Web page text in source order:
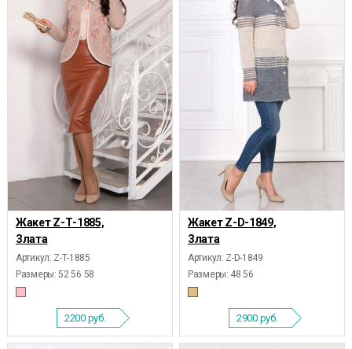
Жакет Z-Т-1885,
Злата
Артикул: Z-Т-1885
Размеры: 52 56 58
2200 руб.
Жакет Z-D-1849,
Злата
Артикул: Z-D-1849
Размеры: 48 56
2900 руб.